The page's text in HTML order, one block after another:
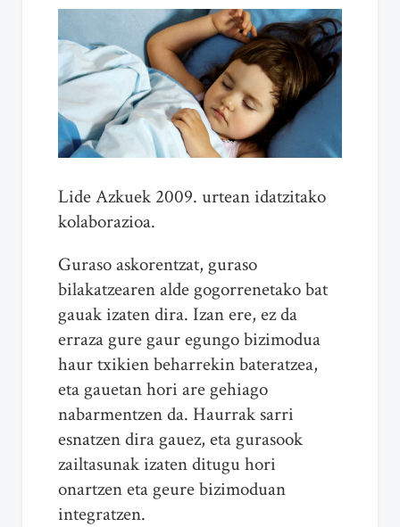
Lide Azkuek 2009. urtean idatzitako
kolaborazioa.
Guraso askorentzat, guraso
bilakatzearen alde gogorrenetako bat
gauak izaten dira. Izan ere, ez da
erraza gure gaur egungo bizimodua
haur txikien beharrekin bateratzea,
eta gauetan hori are gehiago
nabarmentzen da. Haurrak sarri
esnatzen dira gauez, eta gurasook
zailtasunak izaten ditugu hori
onartzen eta geure bizimoduan
integratzen.